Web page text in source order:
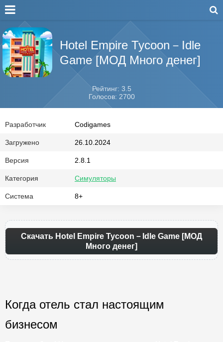
Hotel Empire Tycoon－Idle
Game [МОД Много денег]
Рейтинг: 3.5
Голосов: 2700
Разработчик Codigames
Загружено 26.10.2024
Версия 2.8.1
Категория Симуляторы
Система 8+
Скачать Hotel Empire Tycoon－Idle Game [МОД
Много денег]
Когда отель стал настоящим
бизнесом